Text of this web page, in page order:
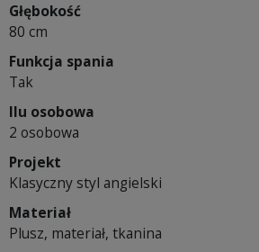
Głębokość
80 cm
Funkcja spania
Tak
Ilu osobowa
2 osobowa
Projekt
Klasyczny styl angielski
Materiał
Plusz, materiał, tkanina